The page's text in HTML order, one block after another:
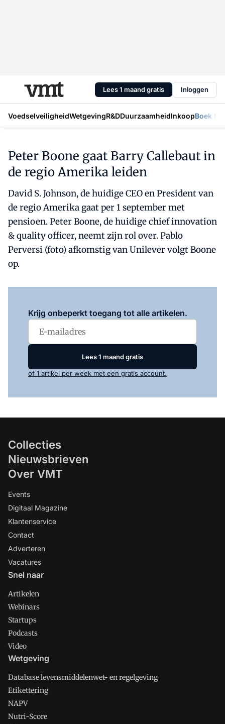
Lees 1 maand gratis Inloggen
VoedselveiligheidWetgevingR&DDuurzaamheidInkoopBoek
Peter Boone gaat Barry Callebaut in
de regio Amerika leiden
David S. Johnson, de huidige CEO en President van
de regio Amerika gaat per 1 september met
pensioen. Peter Boone, de huidige chief innovation
& quality officer, neemt zijn rol over. Pablo
Perversi (foto) afkomstig van Unilever volgt Boone
op.
Krijg onbeperkt toegang tot alle artikelen.
Lees 1 maand gratis
of 1 artikel per week met een gratis account.
Collecties
Nieuwsbrieven
Over VMT
Events
Digitaal Magazine
Klantenservice
Contact
Adverteren
Vacatures
Snel naar
Artikelen
Webinars
Startups
Podcasts
Video
Wetgeving
Database levensmiddelenwet- en regelgeving
Etikettering
NAPV
Nutri-Score